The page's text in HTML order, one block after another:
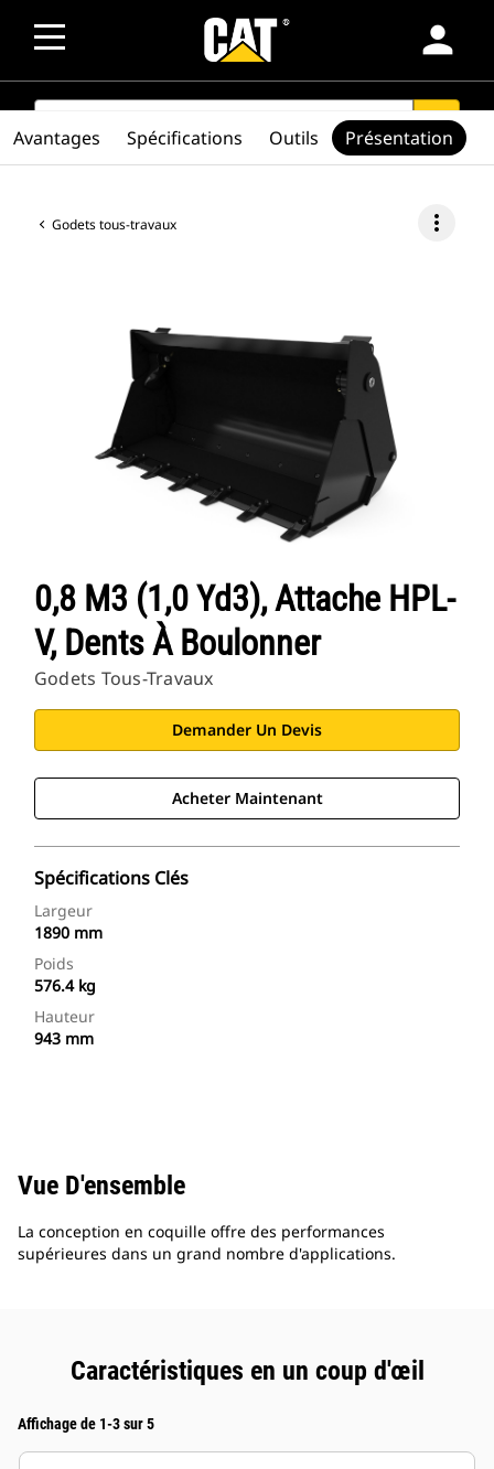
person
SEARCH search
Godets tous-travaux more_vert
0,8 M3 (1,0 Yd3), Attache HPL-
V, Dents À Boulonner
Godets Tous-Travaux
Demander Un Devis
Acheter Maintenant
Spécifications Clés
Largeur
1890 mm
Poids
576.4 kg
Hauteur
943 mm
Avantages Spécifications Outils Présentation
Vue D'ensemble
La conception en coquille offre des performances
supérieures dans un grand nombre d'applications.
Caractéristiques en un coup d'œil
Affichage de 1-3 sur 5